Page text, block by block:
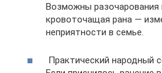
Возможны разочарования
кровоточащая рана —
неприятности в семье.
Практический народный